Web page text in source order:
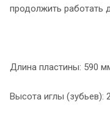
продолжить работать
Длина пластины: 590
Высота иглы (зубьев):